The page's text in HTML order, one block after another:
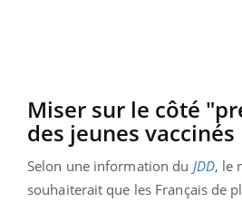
Miser sur le côté
des jeunes vaccinés
Selon une information du JDD, le
souhaiterait que les Français de